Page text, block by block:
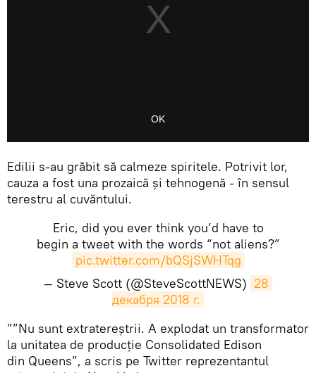
Edilii s-au grăbit să calmeze spiritele. Potrivit lor,
cauza a fost una prozaică și tehnogenă - în sensul
terestru al cuvăntului.
Eric, did you ever think you’d have to
begin a tweet with the words “not aliens?”
pic.twitter.com/bQSjSWHTqg
— Steve Scott (@SteveScottNEWS) 28
декабря 2018 г.
​””Nu sunt extratereștrii. A explodat un transformator
la unitatea de producție Consolidated Edison
din Queens”, a scris pe Twitter reprezentantul